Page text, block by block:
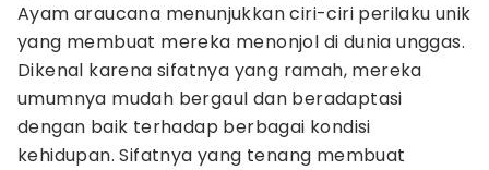
Ayam araucana menunjukkan ciri-ciri perilaku unik
yang membuat mereka menonjol di dunia unggas.
Dikenal karena sifatnya yang ramah, mereka
umumnya mudah bergaul dan beradaptasi
dengan baik terhadap berbagai kondisi
kehidupan. Sifatnya yang tenang membuat